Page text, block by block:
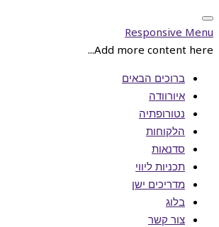
Responsive Menu
Add more content here...
ברוכים הבאים
איורוודה
נטורופתיה
הלקוחות
סדנאות
תכניות ליווי
מדריכים ישן
בלוג
צור קשר